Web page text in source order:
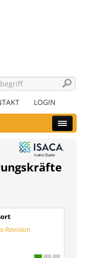
LOGIN
Revision